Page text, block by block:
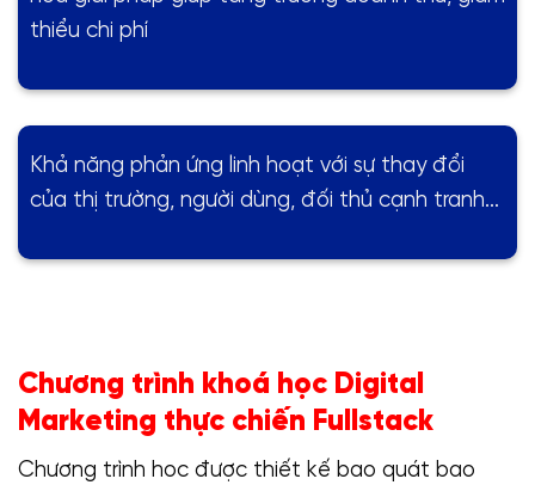
thiểu chi phí
Khả năng phản ứng linh hoạt với sự thay đổi
của thị trường, người dùng, đối thủ cạnh tranh…
Chương trình khoá học Digital
Marketing thực chiến Fullstack
Chương trình hoc được thiết kế bao quát bao